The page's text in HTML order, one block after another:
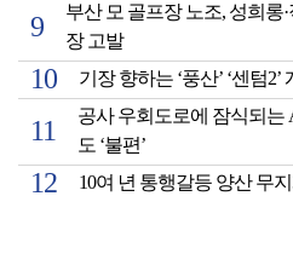
부산 모 골프장 노조, 성희롱
장 고발
기장 향하는 ‘풍산’ ‘센텀2’
공사 우회도로에 잠식되
도 ‘불편’
10여 년 통행갈등 양산 무